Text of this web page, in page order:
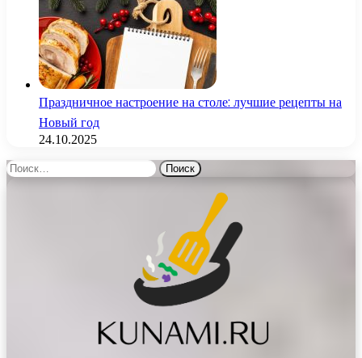
Праздничное настроение на столе: лучшие рецепты на
Новый год
24.10.2025
Найти: